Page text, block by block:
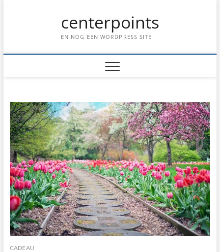
centerpoints
EN NOG EEN WORDPRESS SITE
CADEAU